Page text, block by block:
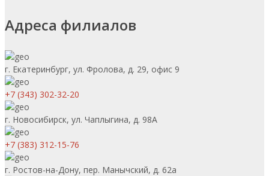
Адреса филиалов
г. Екатеринбург, ул. Фролова, д. 29, офис 9
+7 (343) 302-32-20
г. Новосибирск, ул. Чаплыгина, д. 98А
+7 (383) 312-15-76
г. Ростов-на-Дону, пер. Манычский, д. 62а